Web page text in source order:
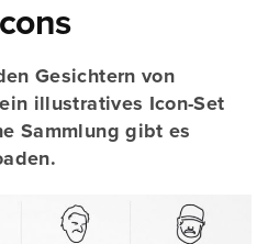
Gesichtern von
illustratives Icon-Set
Sammlung gibt es